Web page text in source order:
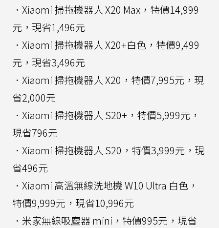
．Xiaomi 掃拖機器人 X20 Max，特價14,999
元，現省1,496元
．Xiaomi 掃拖機器人 X20+白色，特價9,499
元，現省3,496元
．Xiaomi 掃拖機器人 X20，特價7,995元，現
省2,000元
．Xiaomi 掃拖機器人 S20+，特價5,999元，
現省796元
．Xiaomi 掃拖機器人 S20，特價3,999元，現
省496元
．Xiaomi 高溫無線洗地機 W10 Ultra 白色，
特價9,999元，現省10,996元
．米家無線吸塵器 mini，特價995元，現省